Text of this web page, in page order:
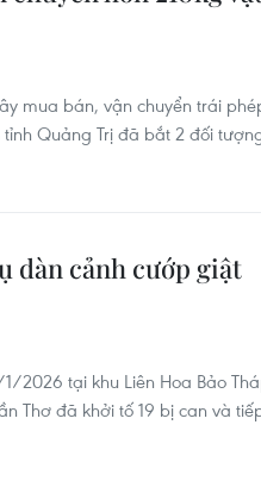
mua bán, vận chuyển trái
Quảng Trị đã bắt 2 đối
dàn cảnh cướp giật
2026 tại khu Liên Hoa Bảo
Thơ đã khởi tố 19 bị can và